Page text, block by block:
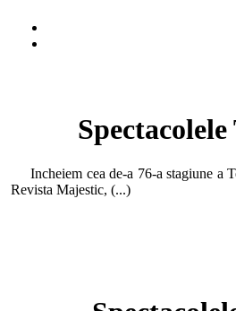
Incheiem cea de-a 76-a stagiune a
Revista Majestic, (...)